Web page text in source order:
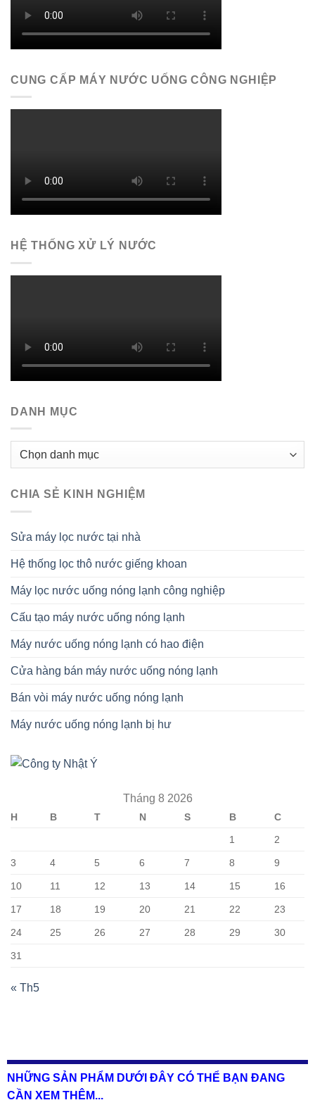
CUNG CẤP MÁY NƯỚC UỐNG CÔNG NGHIỆP
HỆ THỐNG XỬ LÝ NƯỚC
DANH MỤC
Danh
CHIA SẺ KINH NGHIỆM
Sửa máy lọc nước tại nhà
Hệ thống lọc thô nước giếng khoan
Máy lọc nước uống nóng lạnh công nghiệp
Cấu tạo máy nước uống nóng lạnh
Máy nước uống nóng lạnh có hao điện
Cửa hàng bán máy nước uống nóng lạnh
Bán vòi máy nước uống nóng lạnh
Máy nước uống nóng lạnh bị hư
Tháng 8 2026
H B T N S B
C
1
2
3 4 5 6 7 8 9
10 11 12 13 14 15 16
17 18 19 20 21 22 23
24 25 26 27 28 29 30
31
« Th5
NHỮNG SẢN PHẨM DƯỚI ĐÂY CÓ THỂ BẠN ĐANG
CẦN XEM THÊM...